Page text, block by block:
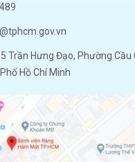
Trần Hưng Đạo, Phường Cầu
Hồ Chí Minh